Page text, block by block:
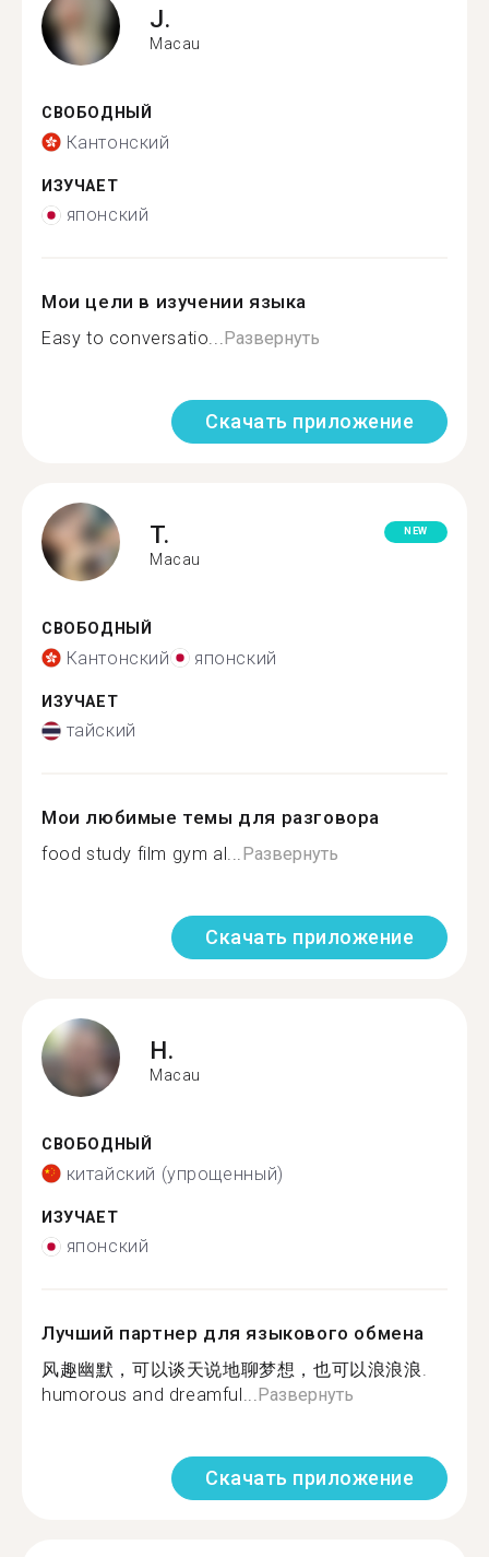
J.
Macau
СВОБОДНЫЙ
Кантонский
ИЗУЧАЕТ
японский
Мои цели в изучении языка
Easy to conversatio...Развернуть
Скачать приложение
T.
Macau
NEW
СВОБОДНЫЙ
Кантонский японский
ИЗУЧАЕТ
тайский
Мои любимые темы для разговора
food study film gym al...Развернуть
Скачать приложение
H.
Macau
СВОБОДНЫЙ
китайский (упрощенный)
ИЗУЧАЕТ
японский
Лучший партнер для языкового обмена
风趣幽默，可以谈天说地聊梦想，也可以浪浪浪.
humorous and dreamful...Развернуть
Скачать приложение